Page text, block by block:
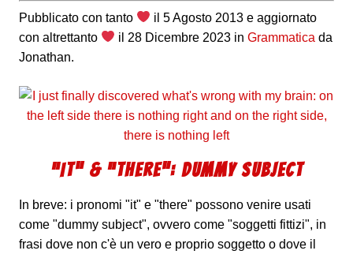
Pubblicato con tanto il5 Agosto 2013 e aggiornato
con altrettanto
il 28 Dicembre 2023 inGrammatica da
Jonathan.
“IT” & “THERE”: DUMMY SUBJECT
In breve: i pronomi "it" e "there" possono venire usati
come "dummy subject", ovvero come "soggetti fittizi", in
frasi dove non c'è un vero e proprio soggetto o dove il